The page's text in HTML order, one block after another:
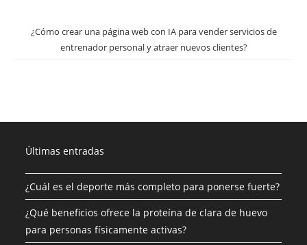
¿Cómo crear una página web con IA para vender servicios de
entrenador personal y atraer nuevos clientes?
Últimas entradas
¿Cuál es el deporte más completo para ponerse fuerte?
¿Qué beneficios ofrece la proteína de clara de huevo
para personas físicamente activas?